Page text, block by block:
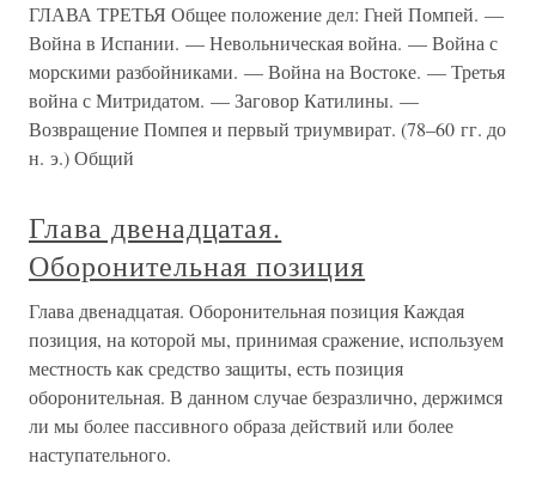
ГЛАВА ТРЕТЬЯ Общее положение дел: Гней Помпей. —
Война в Испании. — Невольническая война. — Война с
морскими разбойниками. — Война на Востоке. — Третья
война с Митридатом. — Заговор Катилины. —
Возвращение Помпея и первый триумвират. (78–60 гг. до
н. э.) Общий
Глава двенадцатая.
Оборонительная позиция
Глава двенадцатая. Оборонительная позиция Каждая
позиция, на которой мы, принимая сражение, используем
местность как средство защиты, есть позиция
оборонительная. В данном случае безразлично, держимся
ли мы более пассивного образа действий или более
наступательного.